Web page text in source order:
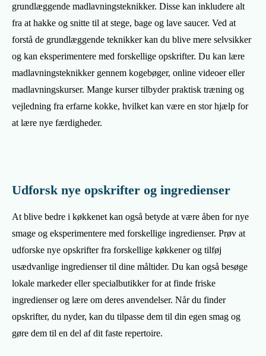
grundlæggende madlavningsteknikker. Disse kan inkludere alt
fra at hakke og snitte til at stege, bage og lave saucer. Ved at
forstå de grundlæggende teknikker kan du blive mere selvsikker
og kan eksperimentere med forskellige opskrifter. Du kan lære
madlavningsteknikker gennem kogebøger, online videoer eller
madlavningskurser. Mange kurser tilbyder praktisk træning og
vejledning fra erfarne kokke, hvilket kan være en stor hjælp for
at lære nye færdigheder.
Udforsk nye opskrifter og ingredienser
At blive bedre i køkkenet kan også betyde at være åben for nye
smage og eksperimentere med forskellige ingredienser. Prøv at
udforske nye opskrifter fra forskellige køkkener og tilføj
usædvanlige ingredienser til dine måltider. Du kan også besøge
lokale markeder eller specialbutikker for at finde friske
ingredienser og lære om deres anvendelser. Når du finder
opskrifter, du nyder, kan du tilpasse dem til din egen smag og
gøre dem til en del af dit faste repertoire.